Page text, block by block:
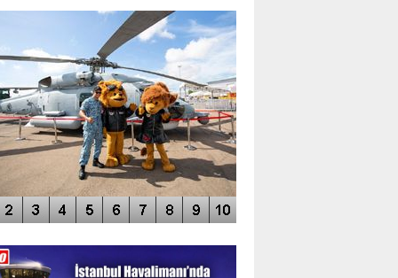
AIRSHOW-2020
AŞILDIĞI HAVALİMANI